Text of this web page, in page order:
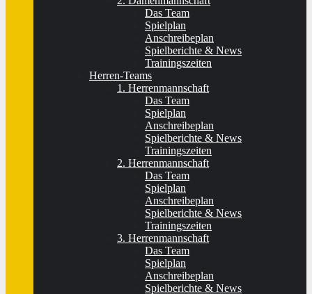
Das Team
Spielplan
Anschreibeplan
Spielberichte & News
Trainingszeiten
Herren-Teams
1. Herrenmannschaft
Das Team
Spielplan
Anschreibeplan
Spielberichte & News
Trainingszeiten
2. Herrenmannschaft
Das Team
Spielplan
Anschreibeplan
Spielberichte & News
Trainingszeiten
3. Herrenmannschaft
Das Team
Spielplan
Anschreibeplan
Spielberichte & News